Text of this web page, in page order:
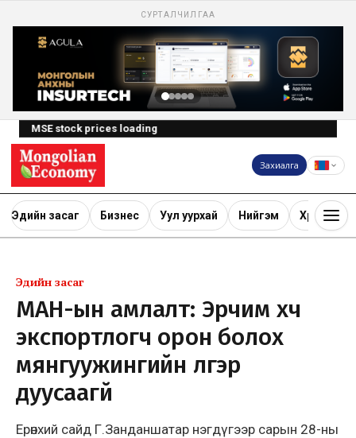
СУРТАЛЧИЛГАА
MSE stock prices loading
Захиалга
Эдийн засаг Бизнес Уул уурхай Нийгэм Хөрөнгө
Эдийн засаг
МАН-ын амлалт: Эрчим хүч
экспортлогч орон болох
мянгуужингийн үлгэр
дуусаагүй
Ерөнхий сайд Г.Занданшатар нэгдүгээр сарын 28-ны